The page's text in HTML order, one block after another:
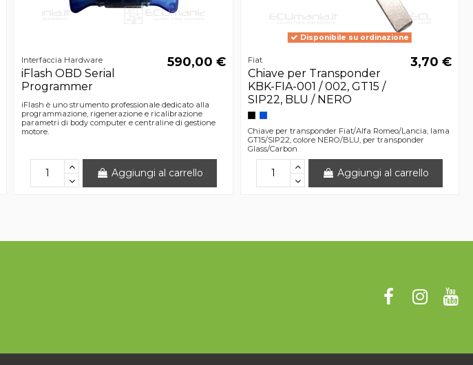
Interfaccia Hardware
iFlash OBD Serial
Programmer
590,00 €
iFlash è uno strumento professionale dedicato alla
programmazione, rigenerazione e ricalibrazione
parametri di body computer e centraline di gestione
motore.
Aggiungi al carrello
Disponibile su ordinazione
Fiat
Chiave per Transponder
KBK-FIA-001 / 002, GT15 /
SIP22, BLU / NERO
3,70 €
Chiave per transponder Fiat/Alfa Romeo/Lancia, lama
GT15/SIP22, colore NERO/BLU, per transponder
Glass/Carbon
Aggiungi al carrello